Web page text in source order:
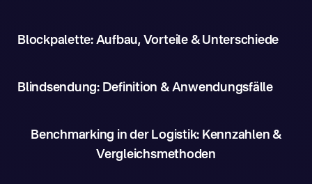
Blockpalette: Aufbau, Vorteile & Unterschiede
Blindsendung: Definition & Anwendungsfälle
Benchmarking in der Logistik: Kennzahlen &
Vergleichsmethoden